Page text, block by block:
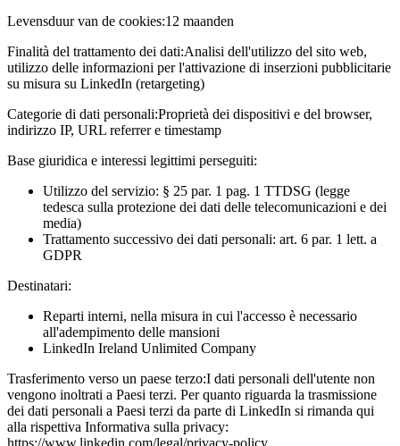
Levensduur van de cookies:12 maanden
Finalità del trattamento dei dati:Analisi dell'utilizzo del sito web,
utilizzo delle informazioni per l'attivazione di inserzioni pubblicitarie
su misura su LinkedIn (retargeting)
Categorie di dati personali:Proprietà dei dispositivi e del browser,
indirizzo IP, URL referrer e timestamp
Base giuridica e interessi legittimi perseguiti:
Utilizzo del servizio: § 25 par. 1 pag. 1 TTDSG (legge
tedesca sulla protezione dei dati delle telecomunicazioni e dei
media)
Trattamento successivo dei dati personali: art. 6 par. 1 lett. a
GDPR
Destinatari:
Reparti interni, nella misura in cui l'accesso è necessario
all'adempimento delle mansioni
LinkedIn Ireland Unlimited Company
Trasferimento verso un paese terzo:I dati personali dell'utente non
vengono inoltrati a Paesi terzi. Per quanto riguarda la trasmissione
dei dati personali a Paesi terzi da parte di LinkedIn si rimanda qui
alla rispettiva Informativa sulla privacy: